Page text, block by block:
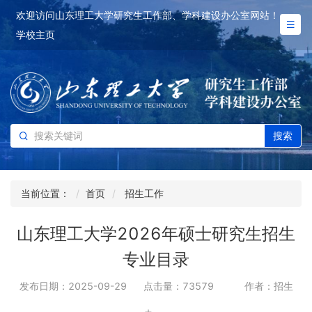
欢迎访问山东理工大学研究生工作部、学科建设办公室网站！
学校主页
搜索
当前位置： 首页 招生工作
山东理工大学2026年硕士研究生招生
专业目录
发布日期：2025-09-29 点击量： 73579 作者：招生